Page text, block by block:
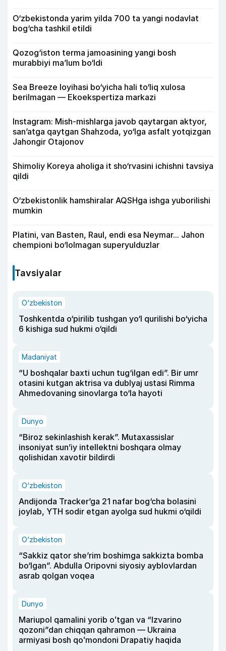
O‘zbekistonda yarim yilda 700 ta yangi nodavlat
bog‘cha tashkil etildi
Qozog‘iston terma jamoasining yangi bosh
murabbiyi ma’lum bo‘ldi
Sea Breeze loyihasi bo‘yicha hali to‘liq xulosa
berilmagan — Ekoekspertiza markazi
Instagram: Mish-mishlarga javob qaytargan aktyor,
san’atga qaytgan Shahzoda, yo‘lga asfalt yotqizgan
Jahongir Otajonov
Shimoliy Koreya aholiga it sho‘rvasini ichishni tavsiya
qildi
O‘zbekistonlik hamshiralar AQSHga ishga yuborilishi
mumkin
Platini, van Basten, Raul, endi esa Neymar... Jahon
chempioni bo‘lolmagan superyulduzlar
Tavsiyalar
O‘zbekiston
Toshkentda o‘pirilib tushgan yo‘l qurilishi bo‘yicha
6 kishiga sud hukmi o‘qildi
Madaniyat
“U boshqalar baxti uchun tug‘ilgan edi”. Bir umr
otasini kutgan aktrisa va dublyaj ustasi Rimma
Ahmedovaning sinovlarga to‘la hayoti
Dunyo
“Biroz sekinlashish kerak”. Mutaxassislar
insoniyat sun’iy intellektni boshqara olmay
qolishidan xavotir bildirdi
O‘zbekiston
Andijonda Tracker’ga 21 nafar bog‘cha bolasini
joylab, YTH sodir etgan ayolga sud hukmi o‘qildi
O‘zbekiston
“Sakkiz qator she’rim boshimga sakkizta bomba
bo‘lgan”. Abdulla Oripovni siyosiy ayblovlardan
asrab qolgan voqea
Dunyo
Mariupol qamalini yorib oʻtgan va “Izvarino
qozoni”dan chiqqan qahramon — Ukraina
armiyasi bosh qoʻmondoni Drapatiy haqida